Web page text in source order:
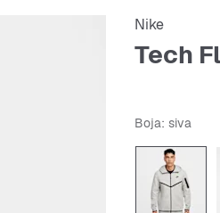
Nike
Tech
Boja: siva